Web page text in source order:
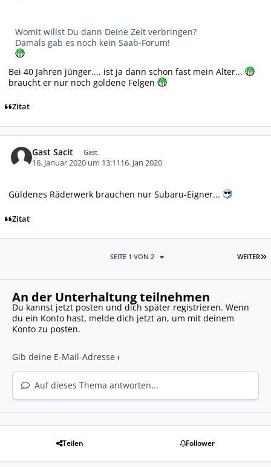
Womit willst Du dann Deine Zeit verbringen?
Damals gab es noch kein Saab-Forum!
Bei 40 Jahren jünger.... ist ja dann schon fast mein Alter...
braucht er nur noch goldene Felgen
Zitat
Gast Sacit Gast
16. Januar 2020 um 13:1116. Jan 2020
Güldenes Räderwerk brauchen nur Subaru-Eigner...
Zitat
WEITER
SEITE 1 VON 2
An der Unterhaltung teilnehmen
Du kannst jetzt posten und dich später registrieren. Wenn
du ein Konto hast, melde dich jetzt an, um mit deinem
Konto zu posten.
Auf dieses Thema antworten...
Teilen Follower